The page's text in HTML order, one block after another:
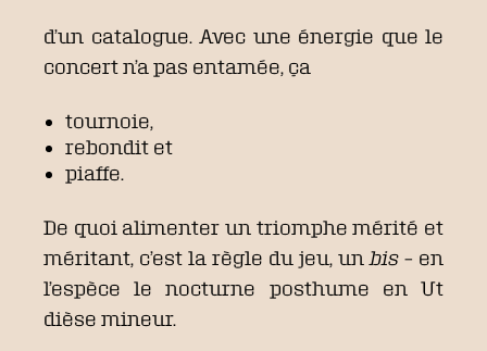
d’un catalogue.Avec une énergie que le
concert n’a pas entamée, ça
tournoie,
rebondit et
piaffe.
De quoi alimenter un triomphe mérité et
méritant, c’est la règle du jeu, un bis – en
l’espèce le nocturne posthume en Ut
dièse mineur.